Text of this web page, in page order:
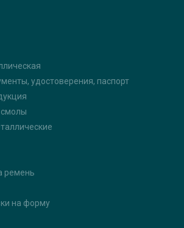
удостоверения, паспорт
смолы
ремень
на форму